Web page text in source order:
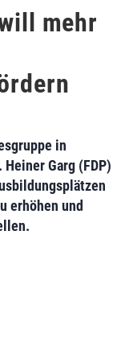
mehr
in
Garg (FDP)
erhöhen und